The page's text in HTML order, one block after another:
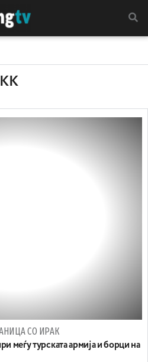
СО ИРАК
меѓу турската армија и борци на